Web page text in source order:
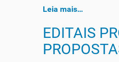
Leia mais…
EDITAIS